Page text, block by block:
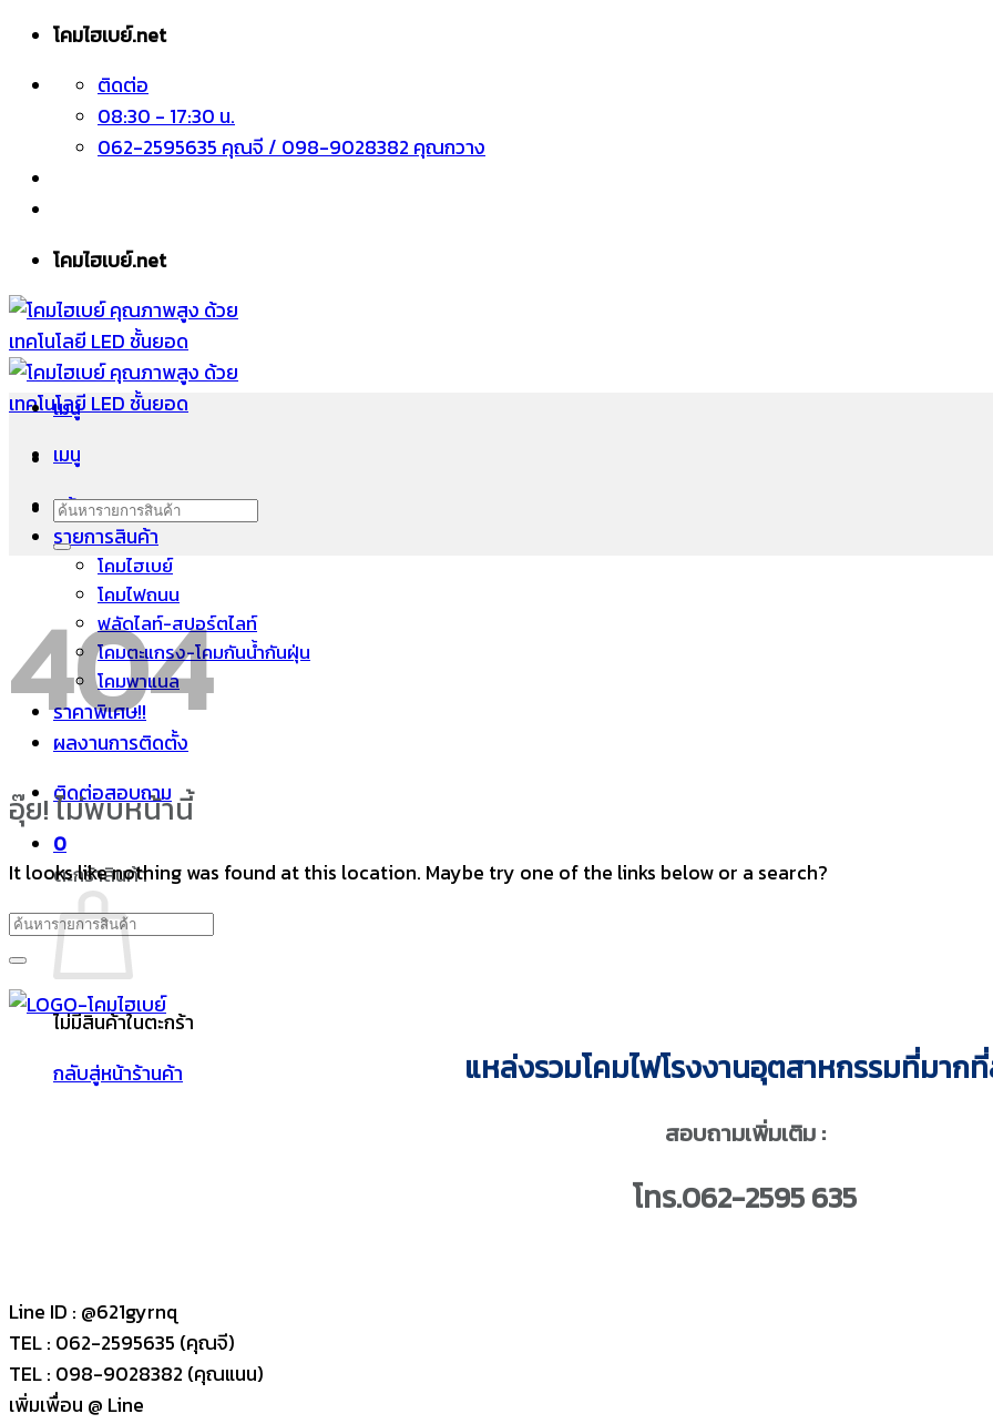
ข้าม โคมไฮเบย์.net
ติดต่อ
08:30 - 17:30 น.
062-2595635 คุณจี / 098-9028382 คุณกวาง
โคมไฮเบย์.net
เมนู
หน้าแรก
รายการสินค้า
โคมไฮเบย์
โคมไฟถนน
ฟลัดไลท์-สปอร์ตไลท์
โคมตะแกรง-โคมกันน้ำกันฝุ่น
โคมพาแนล
ราคาพิเศษ!!
ผลงานการติดตั้ง
ติดต่อสอบถาม
0
ตะกร้าสินค้า
ไม่มีสินค้าในตะกร้า
กลับสู่หน้าร้านค้า
เมนู
ค้นหา:
404
อุ๊ย! ไม่พบหน้านี้
It looks like nothing was found at this location. Maybe try one of the links below or a search?
แหล่งรวมโคมไฟโรงงานอุตสาหกรรมที่มาก
สอบถามเพิ่มเติม :
โทร.062-2595 635
Line ID : @621gyrnq
TEL : 062-2595635 (คุณจี)
TEL : 098-9028382 (คุณแนน)
เพิ่มเพื่อน @ Line